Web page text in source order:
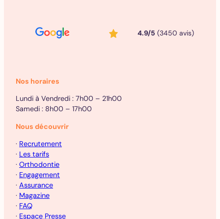
4.9/5 (3450 avis)
Nos horaires
Lundi à Vendredi : 7h00 – 21h00
Samedi : 8h00 – 17h00
Nous découvrir
· Recrutement
· Les tarifs
· Orthodontie
· Engagement
· Assurance
· Magazine
· FAQ
· Espace Presse